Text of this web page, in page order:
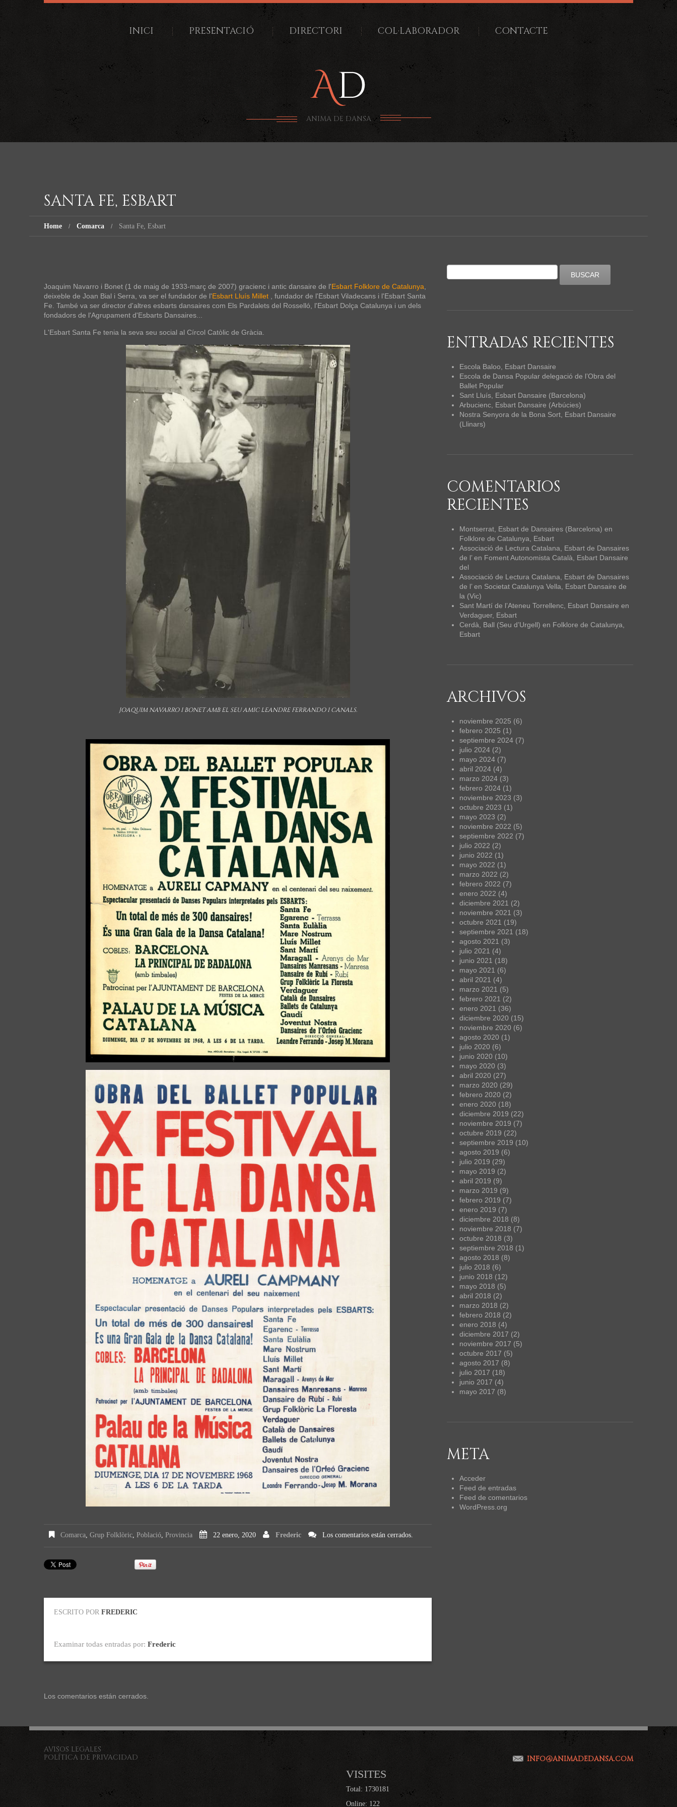
INICI PRESENTACIÓ DIRECTORI COL·LABORADOR CONTACTE
ANIMA DE DANSA
SANTA FE, ESBART
Home Comarca Santa Fe, Esbart
Joaquim Navarro i Bonet (1 de maig de 1933-març de 2007) gracienc i antic dansaire de l'Esbart Folklore de Catalunya
deixeble de Joan Bial i Serra, va ser el fundador de l'Esbart Lluís Millet , fundador de l'Esbart Viladecans i l'Esbart Santa
Fe. També va ser director d'altres esbarts dansaires com Els Pardalets del Rosselló, l'Esbart Dolça Catalunya i un dels
fondadors de l'Agrupament d'Esbarts Dansaires...
L'Esbart Santa Fe tenia la seva seu social al Círcol Catòlic de Gràcia.
JOAQUIM NAVARRO I BONET AMB EL SEU AMIC LEANDRE FERRANDO I CANALS.
Comarca Grup Folklòric Població Provincia 22 enero, 2020 Frederic Los comentarios están cerrados.
ESCRITO POR FREDERIC
Examinar todas entradas por: Frederic
Los comentarios están cerrados.
ENTRADAS RECIENTES
Escola Baloo, Esbart Dansaire
Escola de Dansa Popular delegació de l’Obra del
Ballet Popular
Sant Lluís, Esbart Dansaire (Barcelona)
Arbucienc, Esbart Dansaire (Arbúcies)
Nostra Senyora de la Bona Sort, Esbart Dansaire
(Llinars)
COMENTARIOS
RECIENTES
Montserrat, Esbart de Dansaires (Barcelona) en
Folklore de Catalunya, Esbart
Associació de Lectura Catalana, Esbart de Dansaires
de l’en Foment Autonomista Català, Esbart Dansaire
del
Associació de Lectura Catalana, Esbart de Dansaires
de l’en Societat Catalunya Vella, Esbart Dansaire de
la (Vic)
Sant Martí de l’Ateneu Torrellenc, Esbart Dansaire en
Verdaguer, Esbart
Cerdà, Ball (Seu d’Urgell) en Folklore de Catalunya,
Esbart
ARCHIVOS
noviembre 2025 (6)
febrero 2025 (1)
septiembre 2024 (7)
julio 2024 (2)
mayo 2024 (7)
abril 2024 (4)
marzo 2024 (3)
febrero 2024 (1)
noviembre 2023 (3)
octubre 2023 (1)
mayo 2023 (2)
noviembre 2022 (5)
septiembre 2022 (7)
julio 2022 (2)
junio 2022 (1)
mayo 2022 (1)
marzo 2022 (2)
febrero 2022 (7)
enero 2022 (4)
diciembre 2021 (2)
noviembre 2021 (3)
octubre 2021 (19)
septiembre 2021 (18)
agosto 2021 (3)
julio 2021 (4)
junio 2021 (18)
mayo 2021 (6)
abril 2021 (4)
marzo 2021 (5)
febrero 2021 (2)
enero 2021 (36)
diciembre 2020 (15)
noviembre 2020 (6)
agosto 2020 (1)
julio 2020 (6)
junio 2020 (10)
mayo 2020 (3)
abril 2020 (27)
marzo 2020 (29)
febrero 2020 (2)
enero 2020 (18)
diciembre 2019 (22)
noviembre 2019 (7)
octubre 2019 (22)
septiembre 2019 (10)
agosto 2019 (6)
julio 2019 (29)
mayo 2019 (2)
abril 2019 (9)
marzo 2019 (9)
febrero 2019 (7)
enero 2019 (7)
diciembre 2018 (8)
noviembre 2018 (7)
octubre 2018 (3)
septiembre 2018 (1)
agosto 2018 (8)
julio 2018 (6)
junio 2018 (12)
mayo 2018 (5)
abril 2018 (2)
marzo 2018 (2)
febrero 2018 (2)
enero 2018 (4)
diciembre 2017 (2)
noviembre 2017 (5)
octubre 2017 (5)
agosto 2017 (8)
julio 2017 (18)
junio 2017 (4)
mayo 2017 (8)
META
Acceder
Feed de entradas
Feed de comentarios
WordPress.org
AVISOS LEGALES
POLÍTICA DE PRIVACIDAD
INFO@ANIMADEDANSA.COM
VISITES
Total: 1730181
Online: 122